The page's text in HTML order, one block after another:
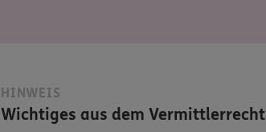
HINWEIS
Wichtiges aus dem Vermittlerrecht